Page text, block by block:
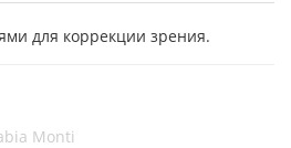
для коррекции зрения.
Monti